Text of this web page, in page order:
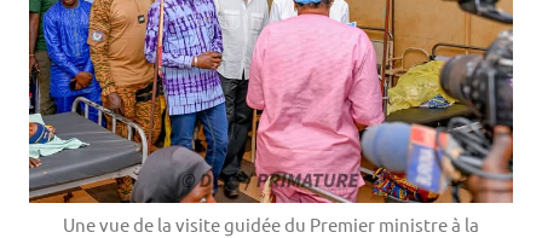
Une vue de la visite guidée du Premier ministre à la